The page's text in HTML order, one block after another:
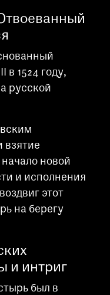
в 1524 году,
русской
взятие
новой
и исполнения
этот
на берегу
и интриг
был в